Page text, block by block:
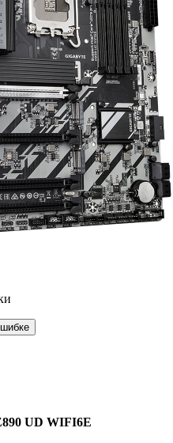
UD WIFI6E